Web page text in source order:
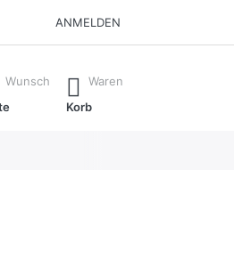
ANMELDEN
Sie die Eingabetaste, um alle
Wunsch
Waren
Korb